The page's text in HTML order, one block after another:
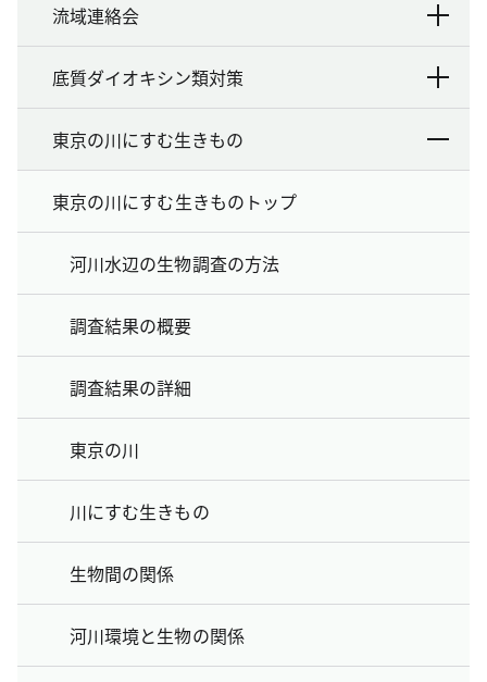
流域連絡会
底質ダイオキシン類対策
東京の川にすむ生きもの
東京の川にすむ生きものトップ
河川水辺の生物調査の方法
調査結果の概要
調査結果の詳細
東京の川
川にすむ生きもの
生物間の関係
河川環境と生物の関係